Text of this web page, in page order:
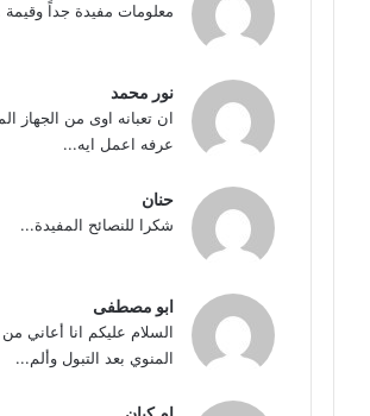
معلومات مفيدة جداً
نور محمد
ان تعبانه اوى من الجهاز
عرفه اعمل ايه...
حنان
شكرا للنصائح المفيدة...
ابو مصطفى
السلام عليكم انا أعاني
المنوي بعد التبول وألم...